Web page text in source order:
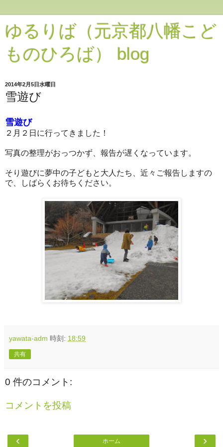
ゆるりば（元京都八幡こど
ものひろば） blog
2014年2月5日水曜日
雪遊び
雪遊び
２月２日に行ってきました！
写真の整理がおっつかず、報告が遅くなっています。
そり遊びに夢中の子どもと大人たち、近々ご報告しますの
で、しばらくお待ちください。
yawata-adm 時刻: 18:59
共有
0 件のコメント:
コメントを投稿
‹ ›
ホーム